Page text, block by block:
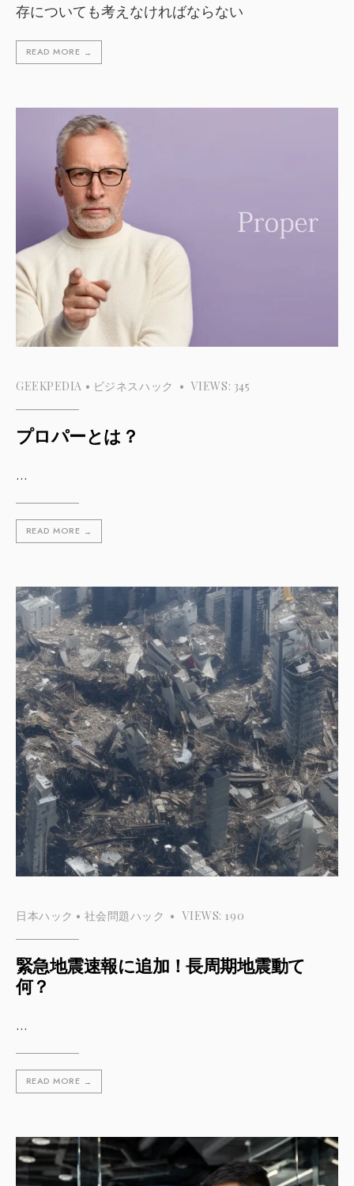
存についても考えなければならない
READ MORE →
GEEKPEDIA • ビジネスハック • VIEWS: 345
プロパーとは？
...
READ MORE →
日本ハック • 社会問題ハック • VIEWS: 190
緊急地震速報に追加！長周期地震動て
何？
...
READ MORE →